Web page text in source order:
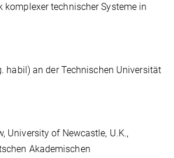
komplexer technischer Systeme in
habil) an der Technischen Universität
University of Newcastle, U.K.,
Akademischen